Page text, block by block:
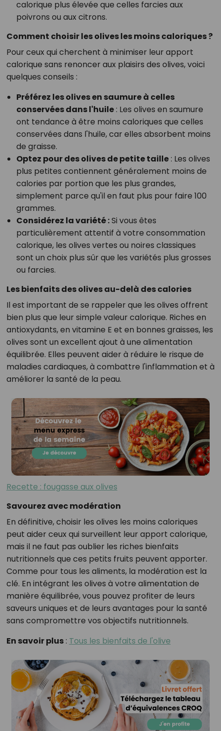
calorique plus élevée que celles farcies aux
poivrons ou aux citrons.
Comment choisir les olives les moins caloriques ?
Pour ceux qui cherchent à minimiser leur apport
calorique sans renoncer aux plaisirs des olives, voici
quelques conseils :
Préférez les olives en saumure à celles
conservées dans l'huile: Les olives en saumure
ont tendance à être moins caloriques que celles
conservées dans l'huile, car elles absorbent moins
de graisse.
Optez pour des olives de petite taille: Les olives
plus petites contiennent généralement moins de
calories par portion que les plus grandes,
simplement parce qu'il en faut plus pour faire 100
grammes.
Considérez la variété:Si vous êtes
particulièrement attentif à votre consommation
calorique, les olives vertes ou noires classiques
sont un choix plus sûr que les variétés plus grosses
ou farcies.
Les bienfaits des olives au-delà des calories
Il est important de se rappeler que les olives offrent
bien plus que leur simple valeur calorique. Riches en
antioxydants, en vitamine E et en bonnes graisses, les
olives sont un excellent ajout à une alimentation
équilibrée. Elles peuvent aider à réduire le risque de
maladies cardiaques, à combattre l'inflammation et à
améliorer la santé de la peau.
Recette : fougasse aux olives
Savourez avec modération
En définitive, choisir les olives les moins caloriques
peut aider ceux qui surveillent leur apport calorique,
mais il ne faut pas oublier les riches bienfaits
nutritionnels que ces petits fruits peuvent apporter.
Comme pour tous les aliments, la modération est la
clé. En intégrant les olives à votre alimentation de
manière équilibrée, vous pouvez profiter de leurs
saveurs uniques et de leurs avantages pour la santé
sans compromettre vos objectifs nutritionnels.
En savoir plus: Tous les bienfaits de l'olive